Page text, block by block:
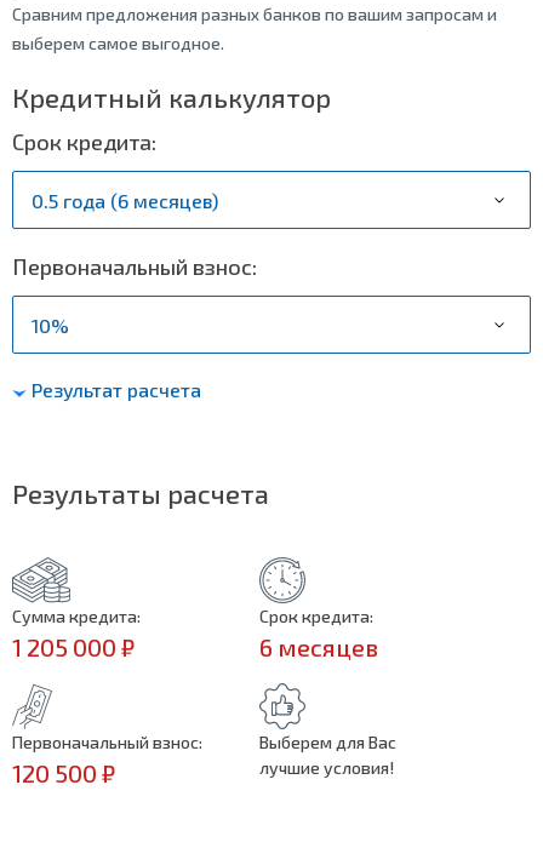
Сравним предложения разных банков по вашим запросам и
выберем самое выгодное.
Кредитный калькулятор
Срок кредита:
Первоначальный взнос:
Результат расчета
Результаты расчета
Сумма кредита:
1 205 000 ₽
Срок кредита:
6 месяцев
Первоначальный взнос:
120 500 ₽
Выберем для Вас
лучшие условия!